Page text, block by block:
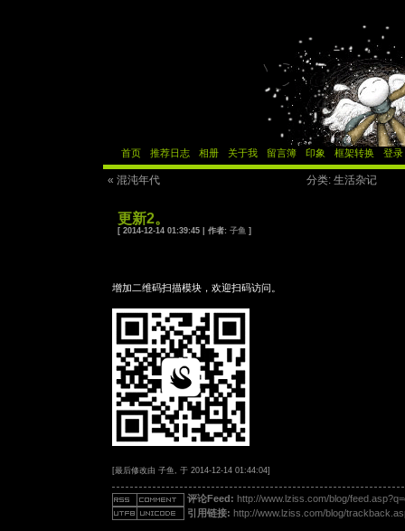
首页 推荐日志 相册 关于我 留言簿 印象 框架转换 登录
« 混沌年代 分类: 生活杂记
更新2。
[ 2014-12-14 01:39:45 | 作者: 子鱼]
增加二维码扫描模块，欢迎扫码访问。
[最后修改由 子鱼, 于 2014-12-14 01:44:04]
评论Feed: http://www.lziss.com/blog/
引用链接: http://www.lziss.com/blog/